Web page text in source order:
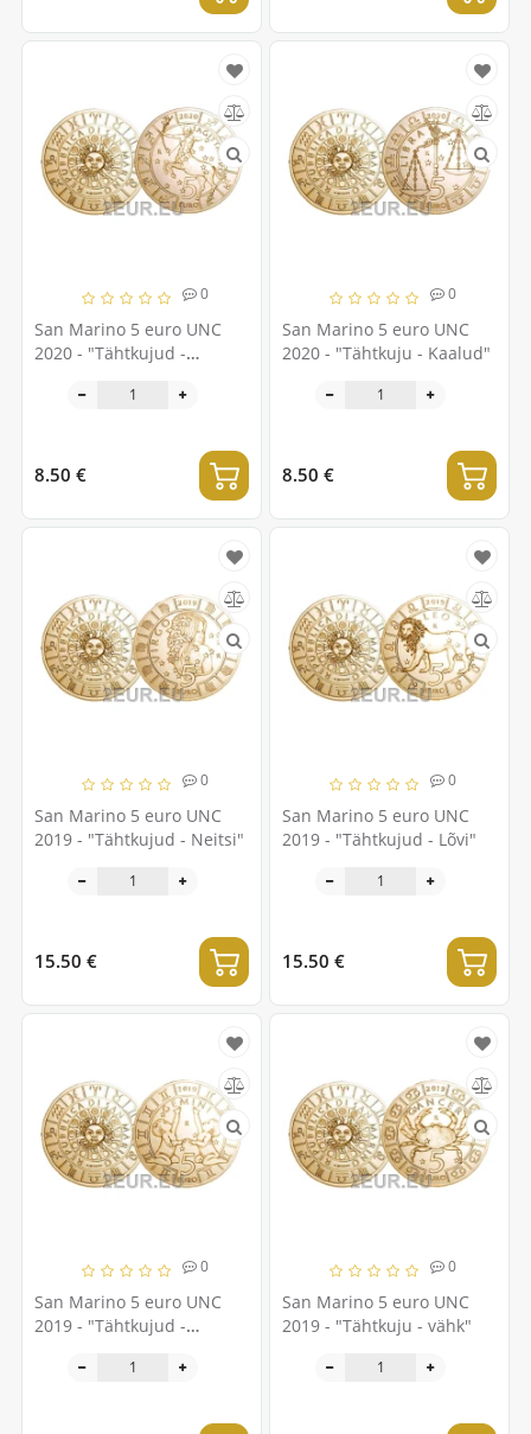
0
San Marino 5 euro UNC
2020 - "Tähtkujud -
8.50 €
0
San Marino 5 euro UNC
2020 - "Tähtkuju - Kaalud"
8.50 €
0
San Marino 5 euro UNC
2019 - "Tähtkujud - Neitsi"
15.50 €
0
San Marino 5 euro UNC
2019 - "Tähtkujud - Lõvi"
15.50 €
0
San Marino 5 euro UNC
2019 - "Tähtkujud -
0
San Marino 5 euro UNC
2019 - "Tähtkuju - vähk"